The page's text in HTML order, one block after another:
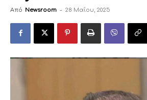
Από Newsroom - 28 Μαΐου, 2025